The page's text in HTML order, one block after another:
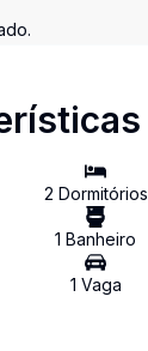
2 Dormitórios
1 Banheiro
1 Vaga